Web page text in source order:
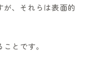
が、それらは表面的
とです。